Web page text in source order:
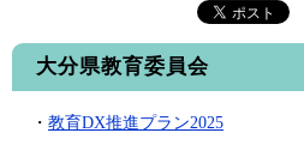
大分県教育委員会
・ 教育DX推進プラン2025